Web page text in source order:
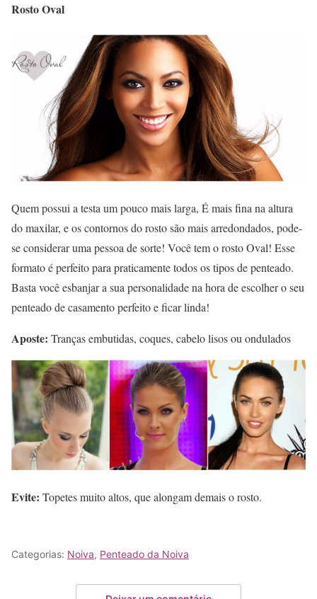
Rosto Oval
Quem possui a testa um pouco mais larga, É mais fina na altura
do maxilar, e os contornos do rosto são mais arredondados, pode-
se considerar uma pessoa de sorte! Você tem o rosto Oval! Esse
formato é perfeito para praticamente todos os tipos de penteado.
Basta você esbanjar a sua personalidade na hora de escolher o seu
penteado de casamento perfeito e ficar linda!
Aposte: Tranças embutidas, coques, cabelo lisos ou ondulados
Evite: Topetes muito altos, que alongam demais o rosto.
Categorias: Noiva, Penteado da Noiva